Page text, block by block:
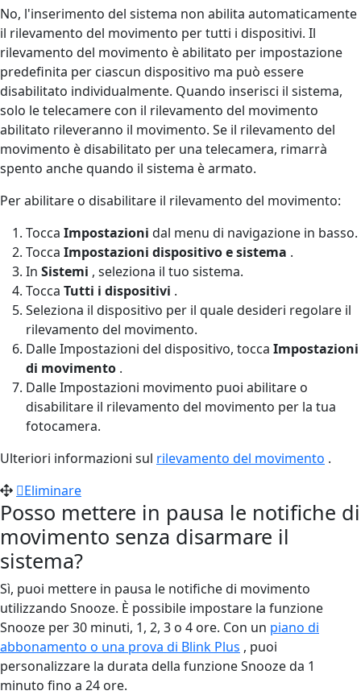
No, l'inserimento del sistema non abilita automaticamente
il rilevamento del movimento per tutti i dispositivi. Il
rilevamento del movimento è abilitato per impostazione
predefinita per ciascun dispositivo ma può essere
disabilitato individualmente. Quando inserisci il sistema,
solo le telecamere con il rilevamento del movimento
abilitato rileveranno il movimento. Se il rilevamento del
movimento è disabilitato per una telecamera, rimarrà
spento anche quando il sistema è armato.
Per abilitare o disabilitare il rilevamento del movimento:
Tocca Impostazioni dal menu di navigazione in basso.
Tocca Impostazioni dispositivo e sistema .
In Sistemi , seleziona il tuo sistema.
Tocca Tutti i dispositivi .
Seleziona il dispositivo per il quale desideri regolare il
rilevamento del movimento.
Dalle Impostazioni del dispositivo, tocca Impostazioni
di movimento .
Dalle Impostazioni movimento puoi abilitare o
disabilitare il rilevamento del movimento per la tua
fotocamera.
Ulteriori informazioni sul rilevamento del movimento .
Eliminare
Posso mettere in pausa le notifiche di
movimento senza disarmare il
sistema?
Sì, puoi mettere in pausa le notifiche di movimento
utilizzando Snooze. È possibile impostare la funzione
Snooze per 30 minuti, 1, 2, 3 o 4 ore. Con un piano di
abbonamento o una prova di Blink Plus , puoi
personalizzare la durata della funzione Snooze da 1
minuto fino a 24 ore.